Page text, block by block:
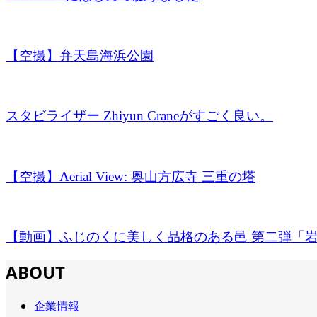
【空撮】弁天島海浜公園
スタビライザー Zhiyun Craneがすごく良い。
【空撮】Aerial View: 奥山方広寺 三重の塔
【動画】ふじのくに美しく品格のある邑 第二弾「
ABOUT
企業情報